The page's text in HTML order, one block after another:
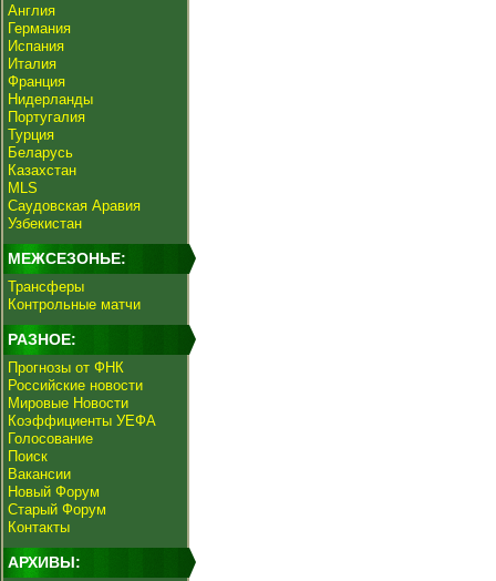
Англия
Германия
Испания
Италия
Франция
Нидерланды
Португалия
Турция
Беларусь
Казахстан
MLS
Саудовская Аравия
Узбекистан
МЕЖСЕЗОНЬЕ:
Трансферы
Контрольные матчи
РАЗНОЕ:
Прогнозы от ФНК
Российские новости
Мировые Новости
Коэффициенты УЕФА
Голосование
Поиск
Вакансии
Новый Форум
Старый Форум
Контакты
АРХИВЫ: